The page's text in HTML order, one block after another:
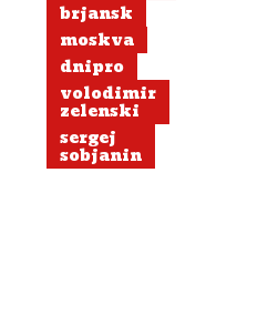
brjansk
moskva
dnipro
volodimir
zelenski
sergej
sobjanin